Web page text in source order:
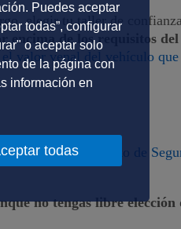
elegir tu taller de
encima de los requisitos
valor venal del vehículo
La ley de Contrato de
no tengas libre elección
Puedes aceptar
todas”, configurar
o aceptar solo
de la página con
información en
todas